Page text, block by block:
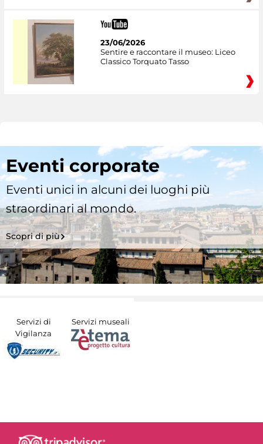
23/06/2026
Sentire e raccontare il museo: Liceo
Classico Torquato Tasso
Eventi corporate
Eventi unici in alcuni dei luoghi più
straordinari al mondo.
Scopri di più
Servizi di
Vigilanza
Servizi museali